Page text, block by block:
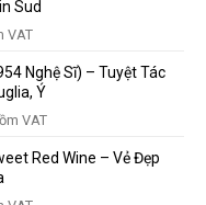
Sud
VAT
Nghệ Sĩ) – Tuyệt Tác
Ý
VAT
Red Wine – Vẻ Đẹp